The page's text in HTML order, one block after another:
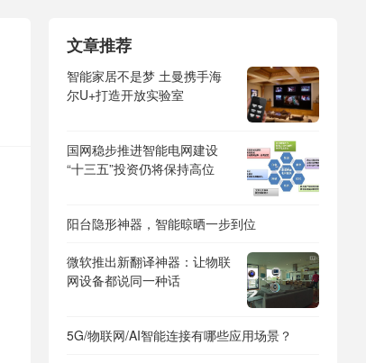
文章推荐
智能家居不是梦 土曼携手海
尔U+打造开放实验室
国网稳步推进智能电网建设
“十三五”投资仍将保持高位
阳台隐形神器，智能晾晒一步到位
微软推出新翻译神器：让物联
网设备都说同一种话
5G/物联网/AI智能连接有哪些应用场景？